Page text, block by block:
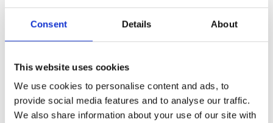
Consent Details About
This website uses cookies
We use cookies to personalise content and ads, to
provide social media features and to analyse our traffic.
We also share information about your use of our site with